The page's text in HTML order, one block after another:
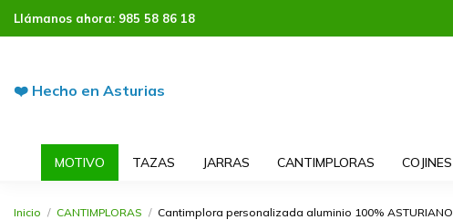
Llámanos ahora: 985 58 86 18
❤️ Hecho en Asturias
MOTIVO TAZAS JARRAS CANTIMPLORAS COJINES
Inicio CANTIMPLORAS Cantimplora personalizada aluminio 100% ASTURIANO